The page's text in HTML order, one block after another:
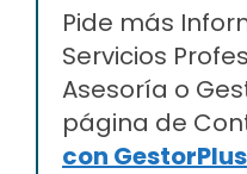
Pide más
Servicios
Asesoría o
página de
con GestorPlus